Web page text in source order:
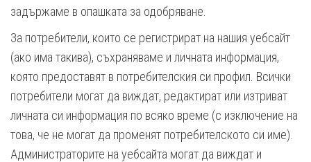
задържаме в опашката за одобряване.
За потребители, които се регистрират на нашия уебсайт
(ако има такива), съхраняваме и личната информация,
която предоставят в потребителския си профил. Всички
потребители могат да виждат, редактират или изтриват
личната си информация по всяко време (с изключение на
това, че не могат да променят потребителското си име).
Администраторите на уебсайта могат да виждат и